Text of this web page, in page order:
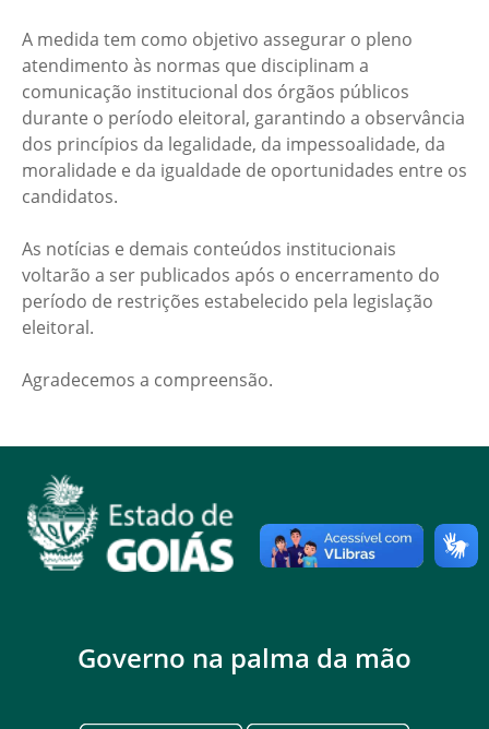
A medida tem como objetivo assegurar o pleno
atendimento às normas que disciplinam a
comunicação institucional dos órgãos públicos
durante o período eleitoral, garantindo a observância
dos princípios da legalidade, da impessoalidade, da
moralidade e da igualdade de oportunidades entre os
candidatos.
As notícias e demais conteúdos institucionais
voltarão a ser publicados após o encerramento do
período de restrições estabelecido pela legislação
eleitoral.
Agradecemos a compreensão.
Governo na palma da mão